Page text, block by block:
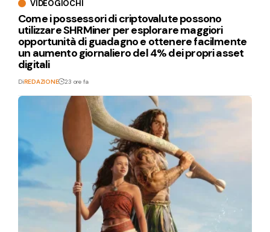
VIDEOGIOCHI
Come i possessori di criptovalute possono
utilizzare SHRMiner per esplorare maggiori
opportunità di guadagno e ottenere facilmente
un aumento giornaliero del 4% dei propri asset
digitali
DiREDAZIONE 23 ore fa